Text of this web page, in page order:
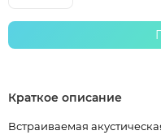
Краткое описание
Встраиваемая